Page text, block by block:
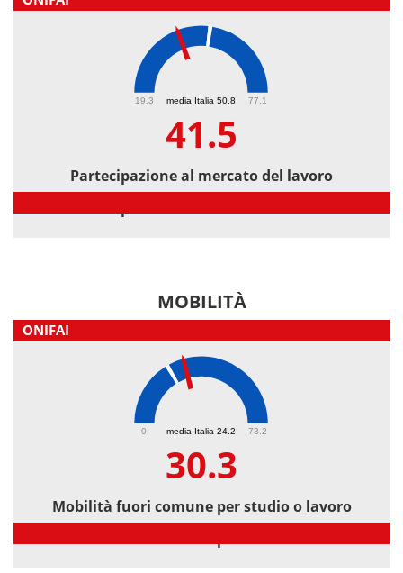
media Italia 50.8
19.3 77.1
41.5
Partecipazione al mercato del lavoro
MOBILITÀ
ONIFAI
media Italia 24.2
0 73.2
30.3
Mobilità fuori comune per studio o lavoro